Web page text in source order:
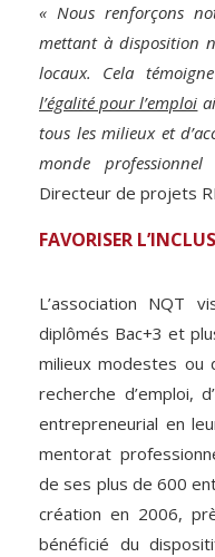
« Nous renforçons
mettant à disposition
locaux. Cela
l’égalité pour l’emploi
tous les milieux et
monde professionnel
Directeur de projets
FAVORISER
L’association NQT
diplômés Bac+3 et
milieux modestes ou
recherche d’emploi,
entrepreneurial en
mentorat
de ses plus de 600
création en 2006,
bénéficié du